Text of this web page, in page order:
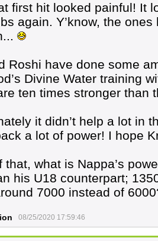
first hit looked painful! It
again. Y’know, the
Roshi have done some
Divine Water training
ten times stronger than
it didn’t help a lot in
a lot of power! I hope
that, what is Nappa’s
his U18 counterpart;
7000 instead of
08/25/2020 17:59:46